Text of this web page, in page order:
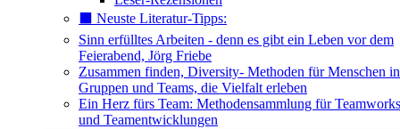
⬛️ Neuste Literatur-Tipps:
Sinn erfülltes Arbeiten - denn es gibt ein Leben vor dem
Feierabend, Jörg Friebe
Zusammen finden, Diversity- Methoden für Menschen in
Gruppen und Teams, die Vielfalt erleben
Ein Herz fürs Team: Methodensammlung für
und Teamentwicklungen